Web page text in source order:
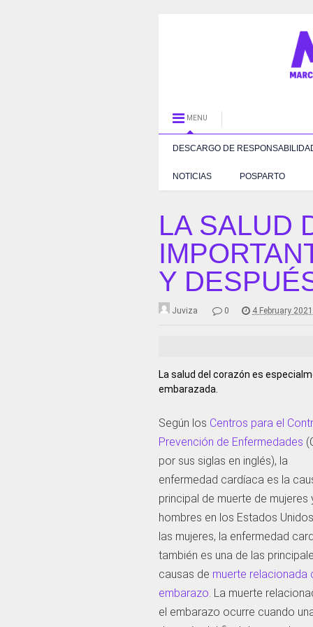
MENU
DESCARGO DE
NOTICIAS POSPARTO
LA SALUD
Y
Juviza 0 4 February
La salud del corazón es
embarazada.
Según los Centros para el
Prevención de Enfermedades
por sus siglas en inglés), la
enfermedad cardíaca es la
principal de muerte de mujeres
hombres en los Estados
las mujeres, la enfermedad
también es una de las
causas de muerte relacionada
embarazo . La muerte
el embarazo ocurre cuando